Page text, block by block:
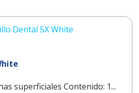
superficiales Contenido: 1...